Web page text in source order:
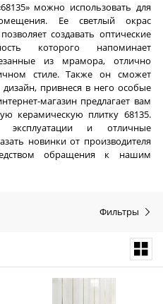
можно использовать для
Ее светлый окрас
создавать оптические
которого напоминает
из мрамора, отлично
стиле. Также он сможет
привнеся в него особые
магазин предлагает вам
керамическую плитку 68135.
и отличные
новинки от производителя
обращения к нашим
Фильтры